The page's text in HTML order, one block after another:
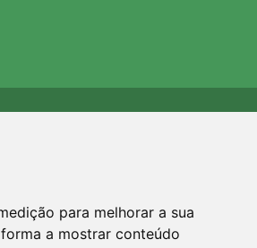
para melhorar a sua
a mostrar conteúdo
plantamos uma árvore! Leia mais